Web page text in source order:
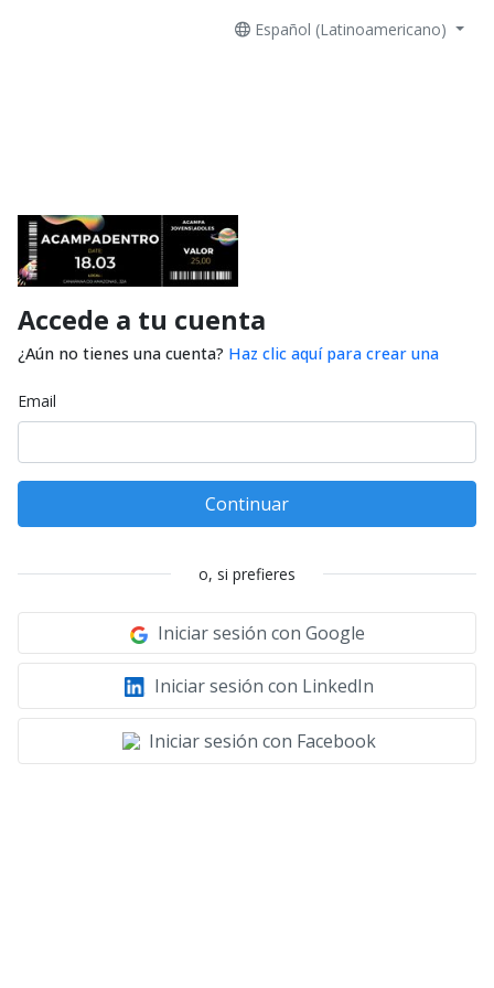
Español (Latinoamericano)
Accede a tu cuenta
¿Aún no tienes una cuenta? Haz clic aquí para crear una
Email
Continuar
o, si prefieres
Iniciar sesión con Google
Iniciar sesión con LinkedIn
Iniciar sesión con Facebook